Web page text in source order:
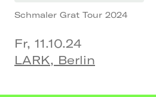
Schmaler Grat Tour 2024
Fr, 11.10.24
LARK, Berlin